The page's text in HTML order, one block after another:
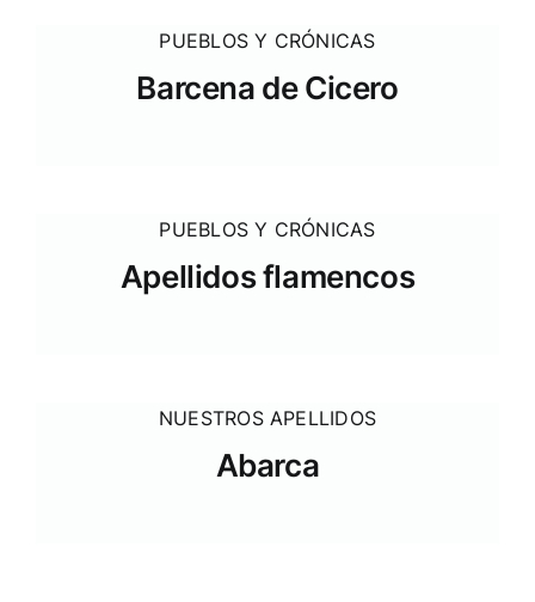
PUEBLOS Y CRÓNICAS
Barcena de Cicero
PUEBLOS Y CRÓNICAS
Apellidos flamencos
NUESTROS APELLIDOS
Abarca